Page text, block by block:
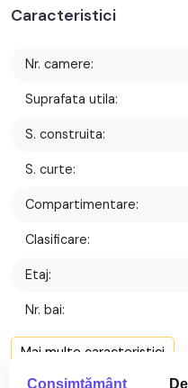
Caracteristici
Nr. camere:
Suprafata utila:
S. construita:
S. curte:
Compartimentare:
Clasificare:
Etaj:
Nr. bai:
Terase:
Nr. parcari:
Mai multe caracteristici
Consimţământ